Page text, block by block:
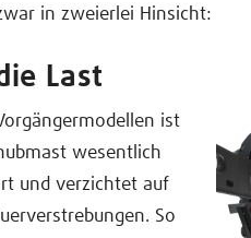
in zweierlei Hinsicht:
Last
ist
wesentlich
und verzichtet auf
So